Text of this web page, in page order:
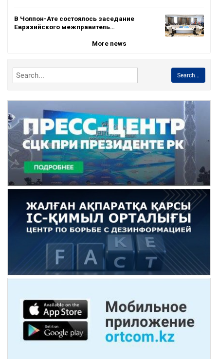
В Чолпон-Ате состоялось заседание
Евразийского межправитель…
More news
Search...